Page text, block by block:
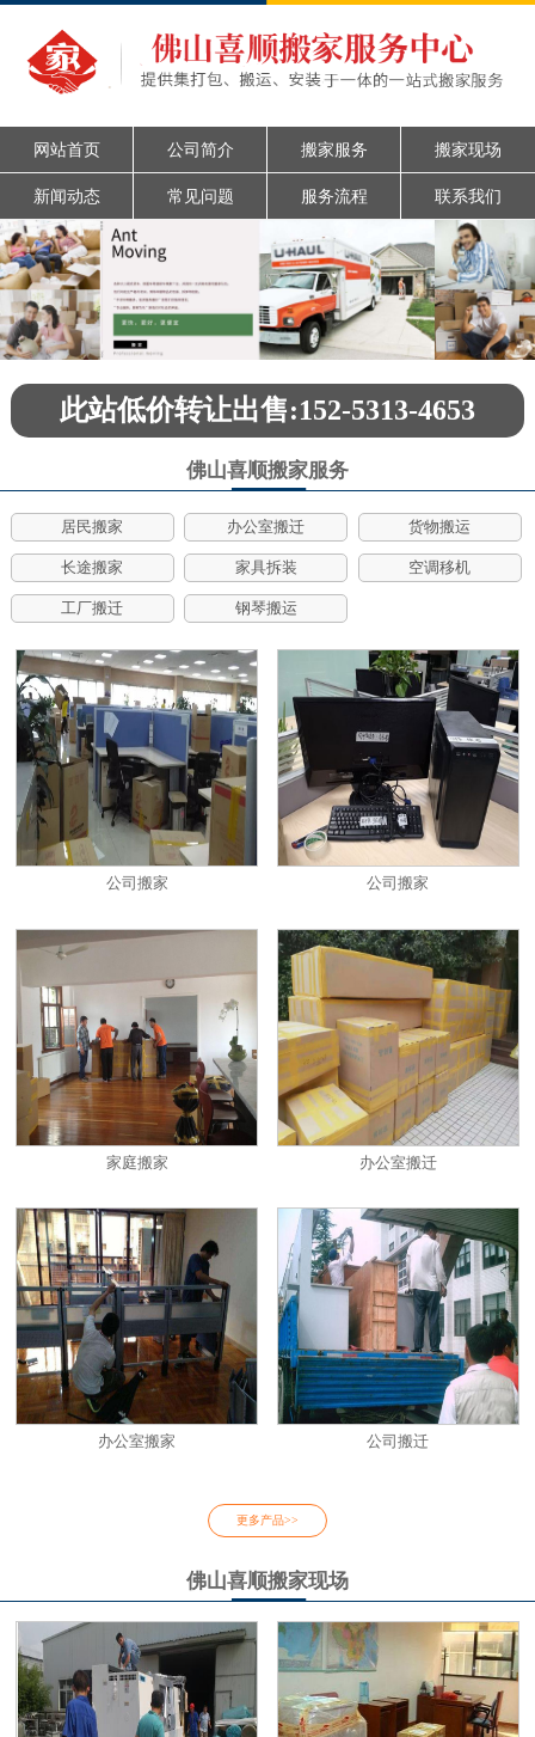
网站首页 公司简介 搬家服务 搬家现场
新闻动态 常见问题 服务流程 联系我们
此站低价转让出售:152-5313-4653
佛山喜顺搬家服务
居民搬家 办公室搬迁 货物搬运
长途搬家 家具拆装 空调移机
工厂搬迁 钢琴搬运
公司搬家 公司搬家
家庭搬家 办公室搬迁
办公室搬家 公司搬迁
更多产品>>
佛山喜顺搬家现场